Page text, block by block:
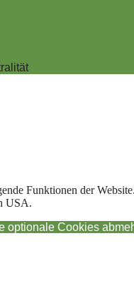
Funktionen der
USA.
optionale Cookies ab